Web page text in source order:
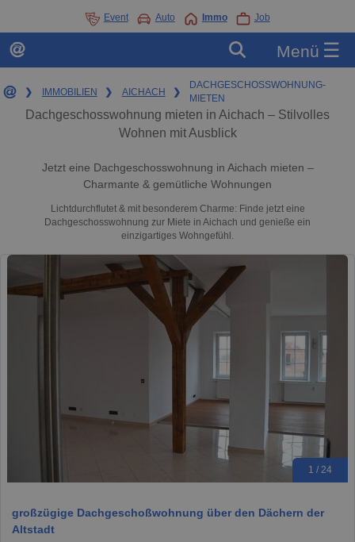
Event Auto Immo Job
Menü ☰
❯ IMMOBILIEN ❯ AICHACH ❯
DACHGESCHOSSWOHNUNG-
MIETEN
Dachgeschosswohnung mieten in Aichach – Stilvolles
Wohnen mit Ausblick
Jetzt eine Dachgeschosswohnung in Aichach mieten –
Charmante & gemütliche Wohnungen
Lichtdurchflutet & mit besonderem Charme: Finde jetzt eine
Dachgeschosswohnung zur Miete in Aichach und genieße ein
einzigartiges Wohngefühl.
1 / 24
großzügige Dachgeschoßwohnung über den Dächern der
Altstadt